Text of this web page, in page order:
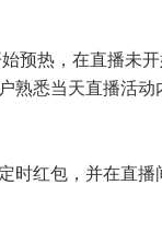
预热，在直播未
熟悉当天直播活
时红包，并在直